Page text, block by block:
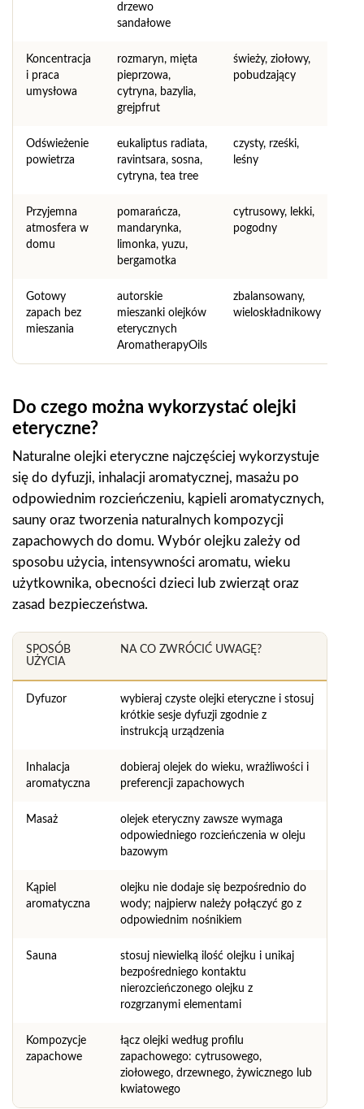
drzewo
sandałowe
Koncentracja
i praca
umysłowa
rozmaryn, mięta
pieprzowa,
cytryna, bazylia,
grejpfrut
świeży, ziołowy,
pobudzający
Odświeżenie
powietrza
eukaliptus radiata,
ravintsara, sosna,
cytryna, tea tree
czysty, rześki,
leśny
Przyjemna
atmosfera w
domu
pomarańcza,
mandarynka,
limonka, yuzu,
bergamotka
cytrusowy, lekki,
pogodny
Gotowy
zapach bez
mieszania
autorskie
mieszanki olejków
eterycznych
AromatherapyOils
zbalansowany,
wieloskładnikowy
Do czego można wykorzystać olejki
eteryczne?
Naturalne olejki eteryczne najczęściej wykorzystuje
się do dyfuzji, inhalacji aromatycznej, masażu po
odpowiednim rozcieńczeniu, kąpieli aromatycznych,
sauny oraz tworzenia naturalnych kompozycji
zapachowych do domu. Wybór olejku zależy od
sposobu użycia, intensywności aromatu, wieku
użytkownika, obecności dzieci lub zwierząt oraz
zasad bezpieczeństwa.
SPOSÓB
UŻYCIA
NA CO ZWRÓCIĆ UWAGĘ?
Dyfuzor
wybieraj czyste olejki eteryczne i stosuj
krótkie sesje dyfuzji zgodnie z
instrukcją urządzenia
Inhalacja
aromatyczna
dobieraj olejek do wieku, wrażliwości i
preferencji zapachowych
Masaż
olejek eteryczny zawsze wymaga
odpowiedniego rozcieńczenia w oleju
bazowym
Kąpiel
aromatyczna
olejku nie dodaje się bezpośrednio do
wody; najpierw należy połączyć go z
odpowiednim nośnikiem
Sauna
stosuj niewielką ilość olejku i unikaj
bezpośredniego kontaktu
nierozcieńczonego olejku z
rozgrzanymi elementami
Kompozycje
zapachowe
łącz olejki według profilu
zapachowego: cytrusowego,
ziołowego, drzewnego, żywicznego lub
kwiatowego